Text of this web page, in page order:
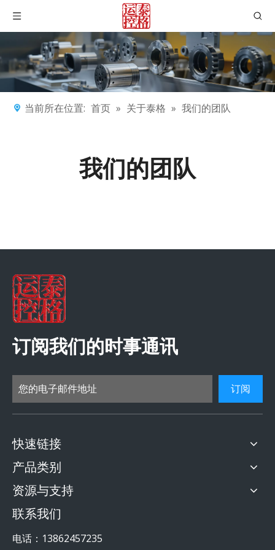
当前所在位置: 首页 » 关于泰格 » 我们的团队
我们的团队
订阅我们的时事通讯
订阅
快速链接
产品类别
资源与支持
联系我们
电话：13862457235